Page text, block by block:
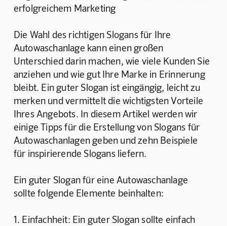
erfolgreichem Marketing
Die Wahl des richtigen Slogans für Ihre
Autowaschanlage kann einen großen
Unterschied darin machen, wie viele Kunden Sie
anziehen und wie gut Ihre Marke in Erinnerung
bleibt. Ein guter Slogan ist eingängig, leicht zu
merken und vermittelt die wichtigsten Vorteile
Ihres Angebots. In diesem Artikel werden wir
einige Tipps für die Erstellung von Slogans für
Autowaschanlagen geben und zehn Beispiele
für inspirierende Slogans liefern.
Ein guter Slogan für eine Autowaschanlage
sollte folgende Elemente beinhalten:
1. Einfachheit: Ein guter Slogan sollte einfach